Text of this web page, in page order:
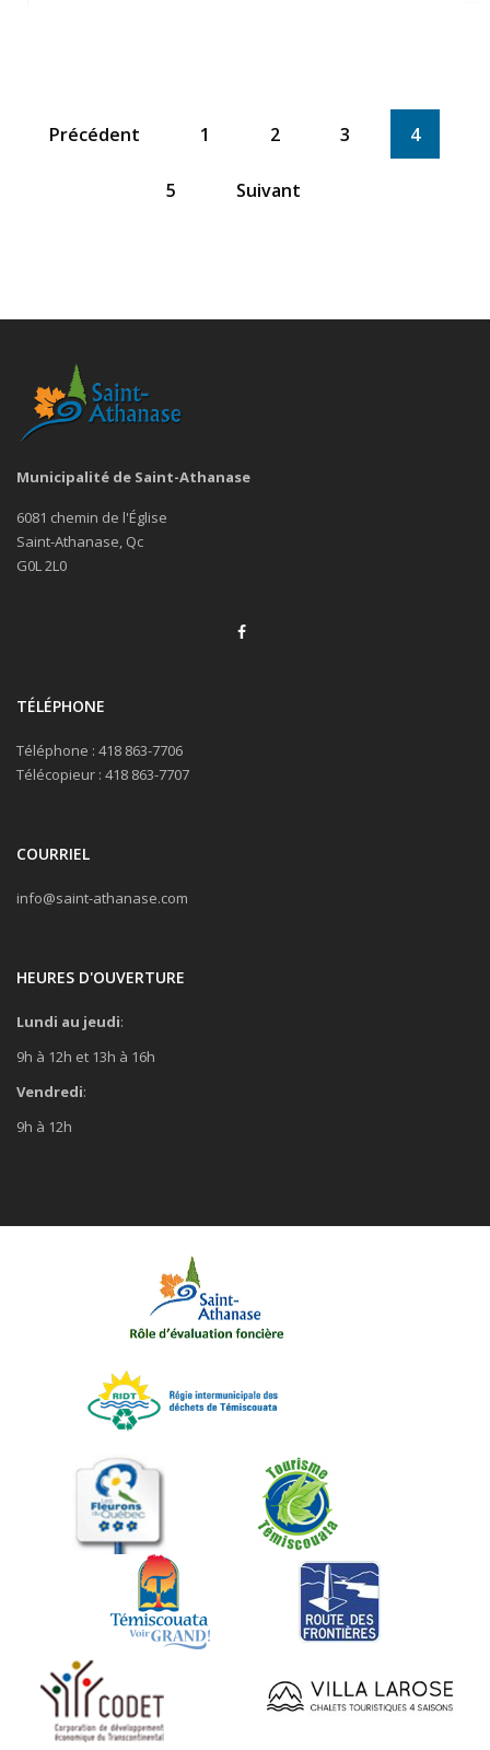
Précédent 1 2 3 4
5 Suivant
Municipalité de Saint-Athanase
6081 chemin de l'Église
Saint-Athanase, Qc
G0L 2L0
TÉLÉPHONE
Téléphone : 418 863-7706
Télécopieur : 418 863-7707
COURRIEL
info@saint-athanase.com
HEURES D'OUVERTURE
Lundi au jeudi:
9h à 12h et 13h à 16h
Vendredi:
9h à 12h